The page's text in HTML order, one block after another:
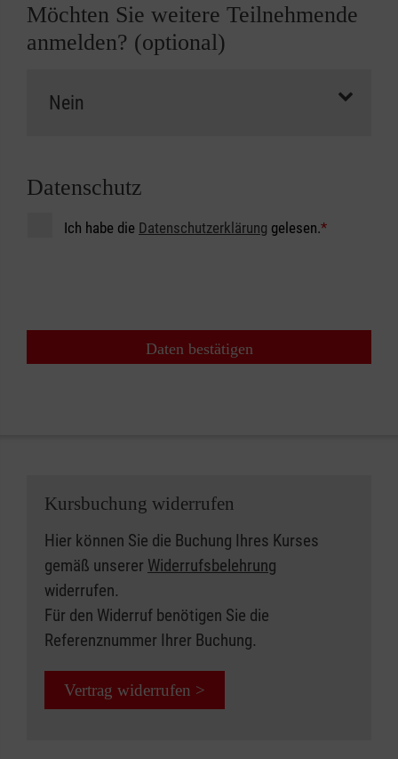
Möchten Sie weitere Teilnehmende
anmelden? (optional)
Datenschutz
Ich habe die Datenschutzerklärung gelesen.*
Daten bestätigen
Kursbuchung widerrufen
Hier können Sie die Buchung Ihres Kurses
gemäß unserer Widerrufsbelehrung
widerrufen.
Für den Widerruf benötigen Sie die
Referenznummer Ihrer Buchung.
Vertrag widerrufen >